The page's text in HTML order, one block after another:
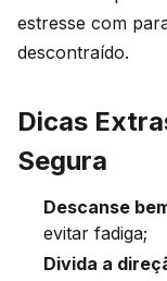
estresse com
descontraído.
Dicas
Segura
Descanse
evitar fadiga;
Divida a